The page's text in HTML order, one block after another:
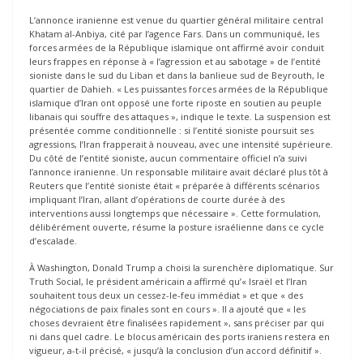
L’annonce iranienne est venue du quartier général militaire central
Khatam al-Anbiya, cité par l’agence Fars. Dans un communiqué, les
forces armées de la République islamique ont affirmé avoir conduit
leurs frappes en réponse à « l’agression et au sabotage » de l’entité
sioniste dans le sud du Liban et dans la banlieue sud de Beyrouth, le
quartier de Dahieh. « Les puissantes forces armées de la République
islamique d’Iran ont opposé une forte riposte en soutien au peuple
libanais qui souffre des attaques », indique le texte. La suspension est
présentée comme conditionnelle : si l’entité sioniste poursuit ses
agressions, l’Iran frapperait à nouveau, avec une intensité supérieure.
Du côté de l’entité sioniste, aucun commentaire officiel n’a suivi
l’annonce iranienne. Un responsable militaire avait déclaré plus tôt à
Reuters que l’entité sioniste était « préparée à différents scénarios
impliquant l’Iran, allant d’opérations de courte durée à des
interventions aussi longtemps que nécessaire ». Cette formulation,
délibérément ouverte, résume la posture israélienne dans ce cycle
d’escalade.
À Washington, Donald Trump a choisi la surenchère diplomatique. Sur
Truth Social, le président américain a affirmé qu’« Israël et l’Iran
souhaitent tous deux un cessez-le-feu immédiat » et que « des
négociations de paix finales sont en cours ». Il a ajouté que « les
choses devraient être finalisées rapidement », sans préciser par qui
ni dans quel cadre. Le blocus américain des ports iraniens restera en
vigueur, a-t-il précisé, « jusqu’à la conclusion d’un accord définitif ».